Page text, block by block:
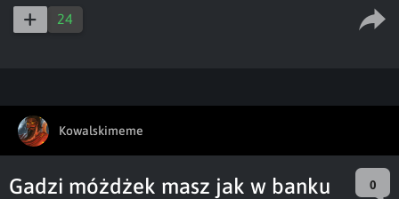
24
Kowalskimeme
Gadzi móżdżek masz jak w banku 0